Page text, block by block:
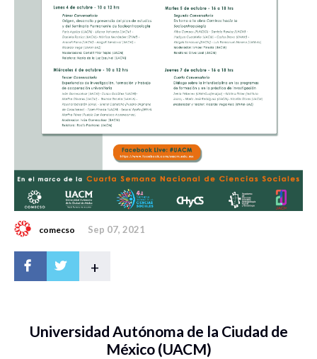
comecso Sep 07, 2021
+
Universidad Autónoma de la Ciudad de
México (UACM)